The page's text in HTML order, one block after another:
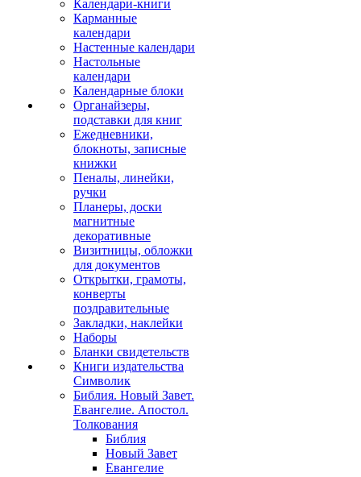
Календари-книги
Карманные
календари
Настенные календари
Настольные
календари
Календарные блоки
Органайзеры,
подставки для книг
Ежедневники,
блокноты, записные
книжки
Пеналы, линейки,
ручки
Планеры, доски
магнитные
декоративные
Визитницы, обложки
для документов
Открытки, грамоты,
конверты
поздравительные
Закладки, наклейки
Наборы
Бланки свидетельств
Книги издательства
Символик
Библия. Новый Завет.
Евангелие. Апостол.
Толкования
Библия
Новый Завет
Евангелие